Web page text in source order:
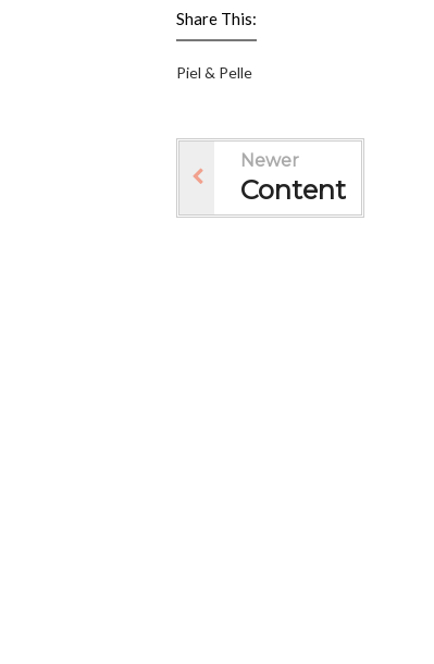
Share This:
Piel & Pelle
Newer
Content